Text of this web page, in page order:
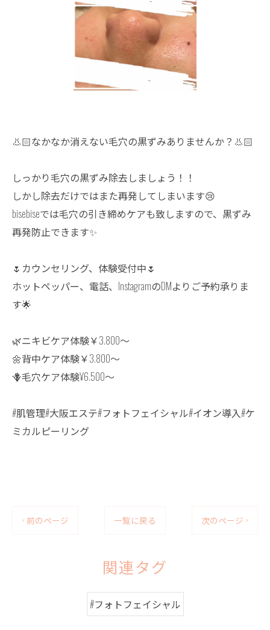
👃🏻なかなか消えない毛穴の黒ずみありませんか？👃🏻
しっかり毛穴の黒ずみ除去しましょう！！
しかし除去だけではまた再発してしまいます😢
bisebiseでは毛穴の引き締めケアも致しますので、黒ずみ
再発防止できます✨
🌷カウンセリング、体験受付中🌷
ホットペッパー、電話、InstagramのDMよりご予約承りま
す🌟
🌿ニキビケア体験￥3.800〜
🌼背中ケア体験￥3.800〜
🪻毛穴ケア体験¥6.500〜
#肌管理#大阪エステ#フォトフェイシャル#イオン導入#ケ
ミカルピーリング
< 前のページ 一覧に戻る 次のページ >
関連タグ
#フォトフェイシャル